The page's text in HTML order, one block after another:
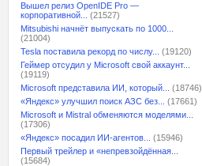
Вышел релиз OpenIDE Pro —
корпоративной...
(21527)
Mitsubishi начнёт выпускать по 1000...
(21004)
Tesla поставила рекорд по числу...
(19120)
Геймер отсудил у Microsoft свой аккаунт...
(19119)
Microsoft представила ИИ, который...
(18746)
«Яндекс» улучшил поиск АЗС без...
(17661)
Microsoft и Mistral обменяются моделями...
(17306)
«Яндекс» посадил ИИ-агентов...
(15946)
Первый трейлер и «непревзойдённая...
(15684)